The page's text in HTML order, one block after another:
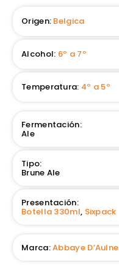
Origen: Belgica
Alcohol: 6º a 7º
Temperatura: 4º a 5º
Fermentación:
Ale
Tipo:
Brune Ale
Presentación:
Botella 330ml, Sixpack
Marca:Abbaye D’Aulne